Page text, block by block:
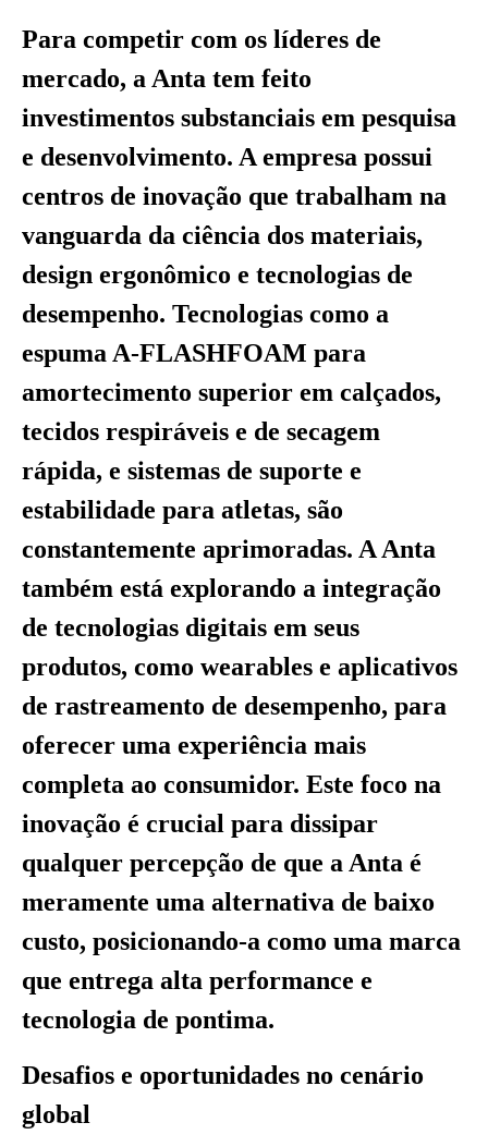
Para competir com os líderes de
mercado, a Anta tem feito
investimentos substanciais em pesquisa
e desenvolvimento. A empresa possui
centros de inovação que trabalham na
vanguarda da ciência dos materiais,
design ergonômico e tecnologias de
desempenho. Tecnologias como a
espuma A-FLASHFOAM para
amortecimento superior em calçados,
tecidos respiráveis e de secagem
rápida, e sistemas de suporte e
estabilidade para atletas, são
constantemente aprimoradas. A Anta
também está explorando a integração
de tecnologias digitais em seus
produtos, como wearables e aplicativos
de rastreamento de desempenho, para
oferecer uma experiência mais
completa ao consumidor. Este foco na
inovação é crucial para dissipar
qualquer percepção de que a Anta é
meramente uma alternativa de baixo
custo, posicionando-a como uma marca
que entrega alta performance e
tecnologia de pontima.
Desafios e oportunidades no cenário
global